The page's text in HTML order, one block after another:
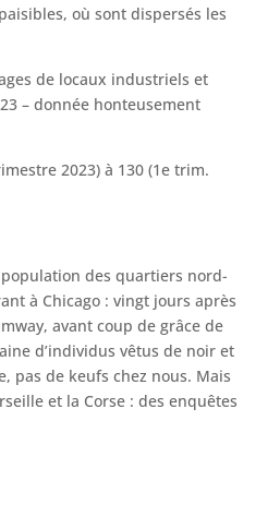
où sont dispersés les
de locaux industriels et
– donnée honteusement
2023) à 130 (1e trim.
population des quartiers nord-
à Chicago : vingt jours après
avant coup de grâce de
d’individus vêtus de noir et
pas de keufs chez nous. Mais
et la Corse : des enquêtes